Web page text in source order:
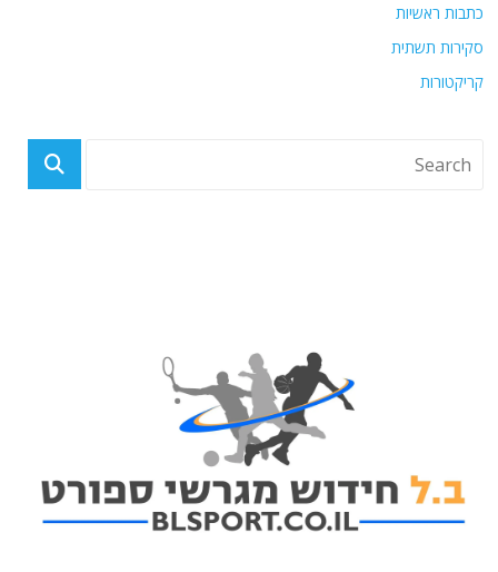
כתבות ראשיות
סקירות תשתית
קריקטורות